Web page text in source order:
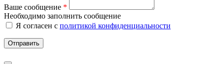
Ваше сообщение *
Необходимо заполнить сообщение
Я согласен с политикой конфиденциальности
Отправить